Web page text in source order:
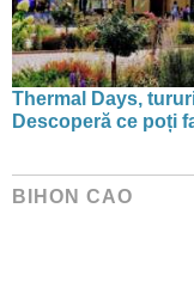
Thermal Days,
Descoperă ce poți
BIHON CAO